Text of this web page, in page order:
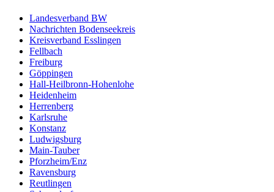
Landesverband BW
Nachrichten Bodenseekreis
Kreisverband Esslingen
Fellbach
Freiburg
Göppingen
Hall-Heilbronn-Hohenlohe
Heidenheim
Herrenberg
Karlsruhe
Konstanz
Ludwigsburg
Main-Tauber
Pforzheim/Enz
Ravensburg
Reutlingen